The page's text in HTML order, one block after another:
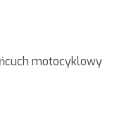
motocyklowy